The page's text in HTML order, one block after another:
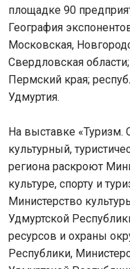
площадке 90
География
Московская,
Свердловская
Пермский края;
Удмуртия.
На выставке «Туризм.
культурный,
региона раскроют
культуре, спорту и
Министерство
Удмуртской
ресурсов и охраны
Республики,